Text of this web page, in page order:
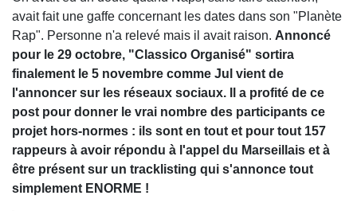
avait fait une gaffe concernant les dates dans son "Planète
Rap". Personne n'a relevé mais il avait raison. Annoncé
pour le 29 octobre, "Classico Organisé" sortira
finalement le 5 novembre comme Jul vient de
l'annoncer sur les réseaux sociaux. Il a profité de ce
post pour donner le vrai nombre des participants ce
projet hors-normes : ils sont en tout et pour tout 157
rappeurs à avoir répondu à l'appel du Marseillais et à
être présent sur un tracklisting qui s'annonce tout
simplement ENORME !